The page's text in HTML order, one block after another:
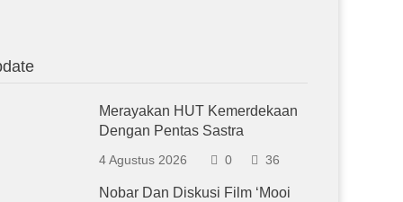
Merayakan HUT Kemerdekaan
Dengan Pentas Sastra
4 Agustus 2026 0 36
Nobar Dan Diskusi Film ‘Mooi